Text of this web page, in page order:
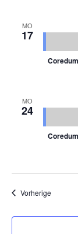
MO
17
MO
24
Vorherige